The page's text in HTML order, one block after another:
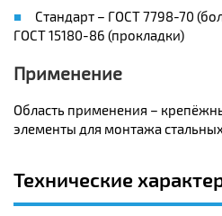
Стандарт – ГОСТ 7798-70
ГОСТ 15180-86 (прокладки)
Применение
Область применения –
элементы для монтажа
Технические